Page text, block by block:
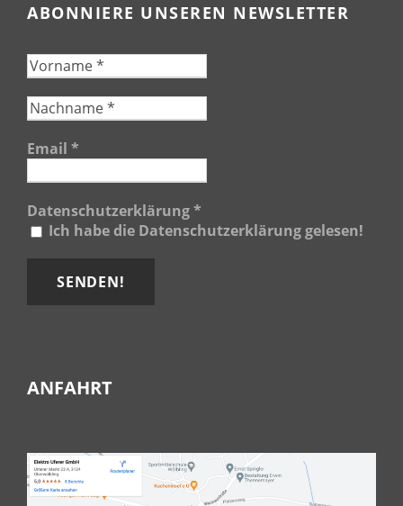
ABONNIERE UNSEREN NEWSLETTER
Email *
Datenschutzerklärung*
Ich habe die Datenschutzerklärung gelesen!
ANFAHRT